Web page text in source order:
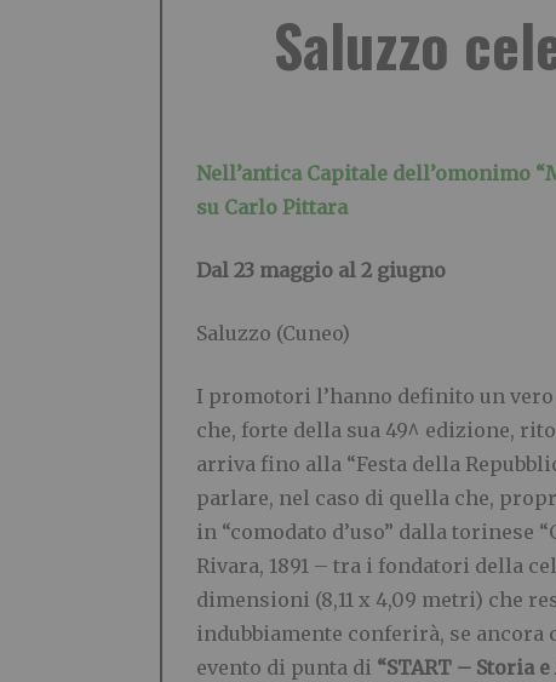
Saluzzo
Nell’antica Capitale dell’omonimo
su Carlo Pittara
Dal 23 maggio al 2 giugno
Saluzzo (Cuneo)
I promotori l’hanno definito un
che, forte della sua 49^ edizione,
arriva fino alla “Festa della
parlare, nel caso di quella che,
in “comodato d’uso” dalla torinese
Rivara, 1891 – tra i fondatori della
dimensioni (8,11 x 4,09 metri) che
indubbiamente conferirà, se ancora
evento di punta di “START – Storia